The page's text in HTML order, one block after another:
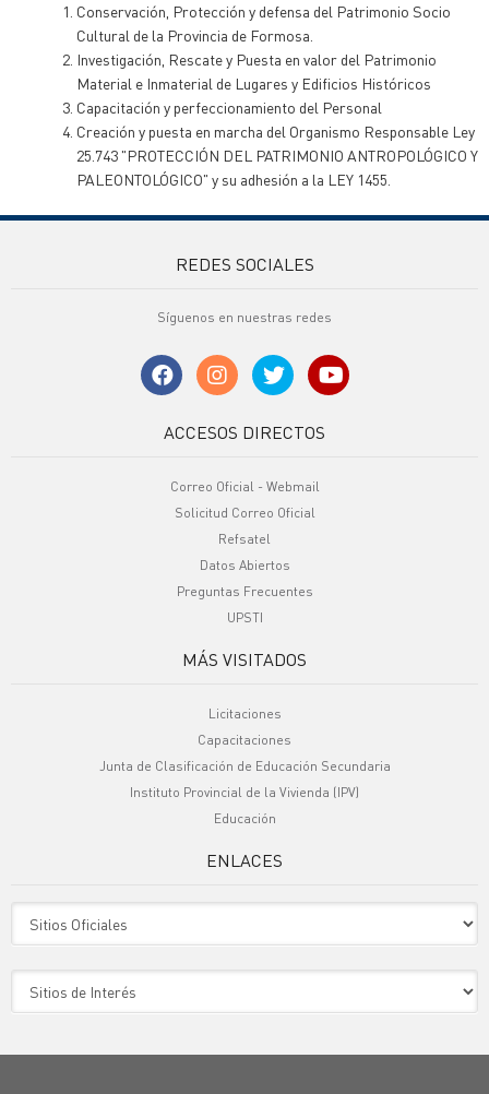
Conservación, Protección y defensa del Patrimonio Socio
Cultural de la Provincia de Formosa.
Investigación, Rescate y Puesta en valor del Patrimonio
Material e Inmaterial de Lugares y Edificios Históricos
Capacitación y perfeccionamiento del Personal
Creación y puesta en marcha del Organismo Responsable Ley
25.743 "PROTECCIÓN DEL PATRIMONIO ANTROPOLÓGICO Y
PALEONTOLÓGICO" y su adhesión a la LEY 1455.
REDES SOCIALES
Síguenos en nuestras redes
ACCESOS DIRECTOS
Correo Oficial - Webmail
Solicitud Correo Oficial
Refsatel
Datos Abiertos
Preguntas Frecuentes
UPSTI
MÁS VISITADOS
Licitaciones
Capacitaciones
Junta de Clasificación de Educación Secundaria
Instituto Provincial de la Vivienda (IPV)
Educación
ENLACES